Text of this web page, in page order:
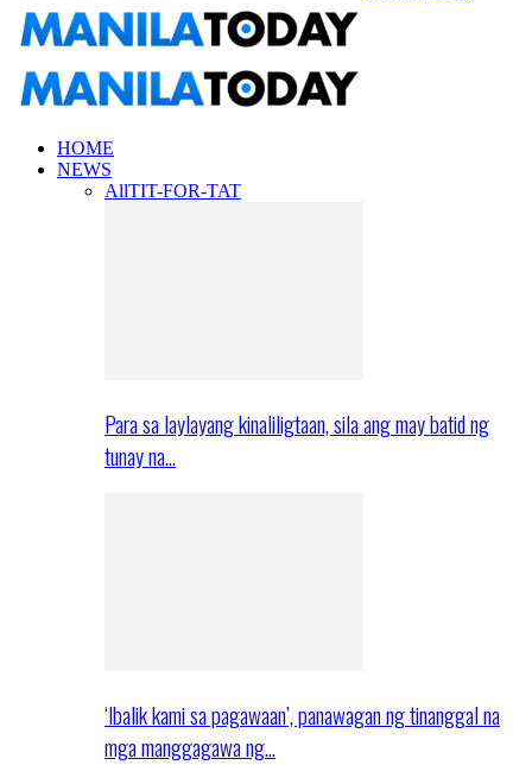
HOME
NEWS
AllTIT-FOR-TAT
Para sa laylayang kinaliligtaan, sila ang may batid ng
tunay na…
‘Ibalik kami sa pagawaan’, panawagan ng tinanggal na
mga manggagawa ng…